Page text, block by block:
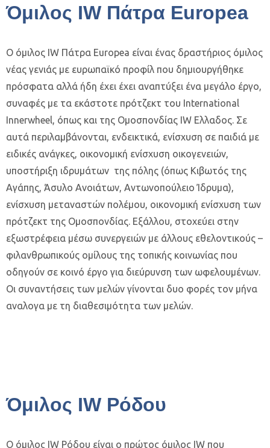
Όμιλος IW Πάτρα Europea
Ο όμιλος IW Πάτρα Europea είναι ένας δραστήριος όμιλος
νέας γενιάς με ευρωπαϊκό προφίλ που δημιουργήθηκε
πρόσφατα αλλά ήδη έχει έχει αναπτύξει ένα μεγάλο έργο,
συναφές με τα εκάστοτε πρότζεκτ του International
Innerwheel, όπως και της Ομοσπονδίας IW Ελλαδος. Σε
αυτά περιλαμβάνονται, ενδεικτικά, ενίσχυση σε παιδιά με
ειδικές ανάγκες, οικονομική ενίσχυση οικογενειών,
υποστήριξη ιδρυμάτων της πόλης (όπως Κιβωτός της
Αγάπης, Άσυλο Ανοιάτων, Αντωνοπούλειο Ίδρυμα),
ενίσχυση μεταναστών πολέμου, οικονομική ενίσχυση των
πρότζεκτ της Ομοσπονδίας. Εξάλλου, στοχεύει στην
εξωστρέφεια μέσω συνεργειών με άλλους εθελοντικούς –
φιλανθρωπικούς ομίλους της τοπικής κοινωνίας που
οδηγούν σε κοινό έργο για διεύρυνση των ωφελουμένων.
Οι συναντήσεις των μελών γίνονται δυο φορές τον μήνα
αναλογα με τη διαθεσιμότητα των μελών.
Όμιλος IW Ρόδου
Ο όμιλος IW Ρόδου είναι ο πρώτος όμιλος IW που